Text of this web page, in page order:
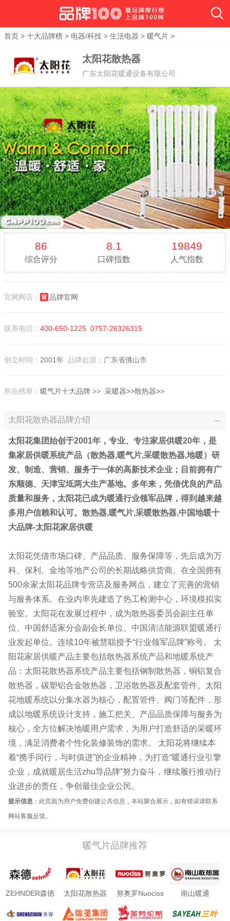
首页 > 十大品牌榜 > 电器/科技 > 生活电器 > 暖气片 >
太阳花散热器
广东太阳花暖通设备有限公司
86
综合评分
8.1
口碑指数
19849
人气指数
官网网店： 品牌官网
联系电话： 400-650-1225 0757-26326315
创立时间： 2001年 品牌起源： 广东省佛山市
所在榜单： 暖气片十大品牌 >> 采暖器>>散热器>>
太阳花散热器品牌介绍
太阳花集团始创于2001年，专业、专注家居供暖20年，是
集家居供暖系统产品（散热器,暖气片,采暖散热器,地暖）研
发、制造、营销、服务于一体的高新技术企业；目前拥有广
东顺德、天津宝坻两大生产基地。多年来，凭借优良的产品
质量和服务，太阳花已成为暖通行业领军品牌，得到越来越
多用户信赖和认可。散热器,暖气片,采暖散热器,中国地暖十
大品牌-太阳花家居供暖
太阳花凭借市场口碑、产品品质、服务保障等，先后成为万
科、保利、金地等地产公司的长期战略供货商。在全国拥有
500余家太阳花品牌专营店及服务网点，建立了完善的营销
与服务体系。在业内率先建造了热工检测中心，环境模拟实
验室。太阳花在发展过程中，成为散热器委员会副主任单
位、中国舒适家分会副会长单位、中国清洁能源联盟暖通行
业发起单位。连续10年被慧聪授予“行业领军品牌”称号。 太
阳花家居供暖产品主要包括散热器系统产品和地暖系统产
品：太阳花散热器系统产品主要包括钢制散热器，铜铝复合
散热器，碳塑铝合金散热器，卫浴散热器及配套管件。太阳
花地暖系统以分集水器为核心，配置管件、阀门等配件，形
成以地暖系统设计支持，施工把关、产品品质保障与服务为
核心，全方位解决地暖用户需求，为用户打造舒适的采暖环
境，满足消费者个性化装修装饰的需求。 太阳花将继续本
着“携手同行，与时俱进”的企业精神，为打造“暖通行业引擎
企业，成就暖居生活zhu导品牌”努力奋斗，继续履行推动行
业进步的责任，争创最佳企业公民。
提示信息 ：此页面为用户免费创建公共信息，本站聚合展示，如有错误请联系
网站客服反馈。
暖气片品牌推荐
ZEHNDER森德 太阳花散热器 努奥罗Nuociss 南山暖通